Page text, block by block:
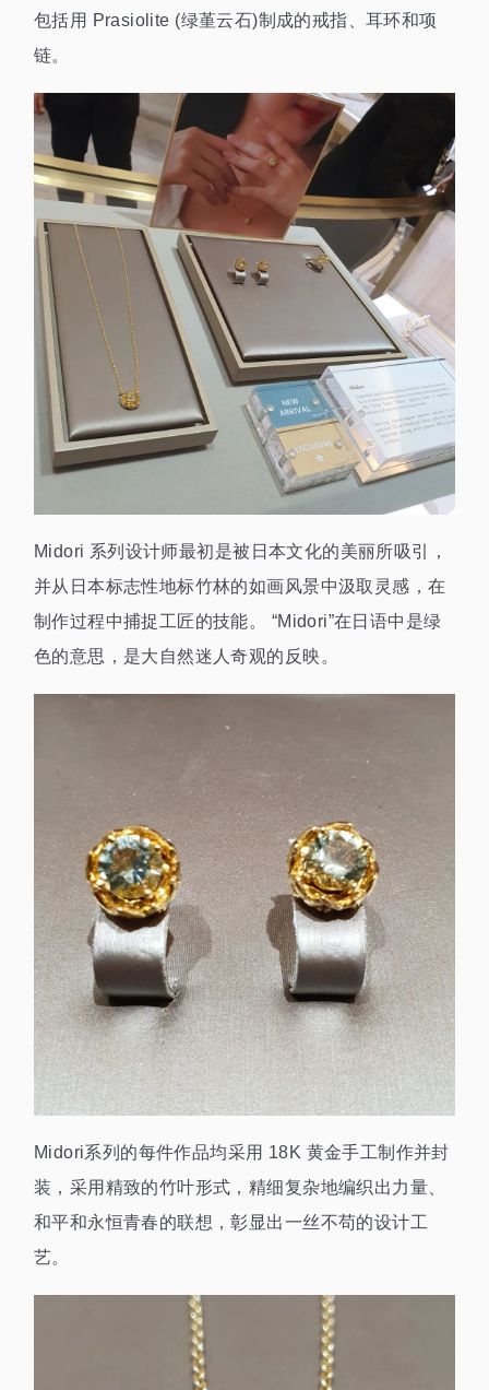
包括用 Prasiolite (绿堇云石)制成的戒指、耳环和项
链。
Midori 系列设计师最初是被日本文化的美丽所吸引，
并从日本标志性地标竹林的如画风景中汲取灵感，在
制作过程中捕捉工匠的技能。 “Midori”在日语中是绿
色的意思，是大自然迷人奇观的反映。
Midori系列的每件作品均采用 18K 黄金手工制作并封
装，采用精致的竹叶形式，精细复杂地编织出力量、
和平和永恒青春的联想，彰显出一丝不苟的设计工
艺。